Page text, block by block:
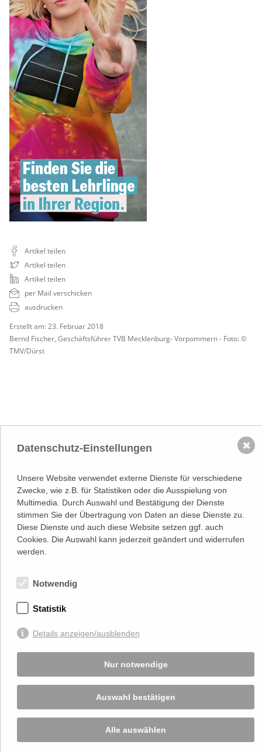
Artikel teilen
Artikel teilen
Artikel teilen
per Mail verschicken
ausdrucken
Erstellt am: 23. Februar 2018
Bernd Fischer, Geschäftsführer TVB Mecklenburg- Vorpommern - Foto: ©
TMV/Dürst
NACH OBEN
Österreichischer
Wirtschaftsverlag GmbH
Lassallestraße 7a, Unit 5, Top 101-
1
1020 Wien
(–>Google Maps)
Kontakt
T (+43 1) 546 64-0
office@wirtschaftsverlag.at
Von Ihnen bekannt gegebene persönlichen Daten werden zu Marketingzwecken
genutzt und nicht an Dritte weitergegeben. Die T.A.I. übernimmt keine Verantwortung
über Inhalte die durch Verlinkung auf externen Seiten zur Verfügung gestellt werden.
© 2026 T.A.I, Design:Komo Wien, Büro für visuelle Angelegenheiten, Programmierung:
Beast Communications - www.beast.at
Impressum / Disclaimer / Datenschutzerklärung
Datenschutz-Einstellungen
Unsere Website verwendet externe Dienste für verschiedene
Zwecke, wie z.B. für Statistiken oder die Ausspielung von
Multimedia. Durch Auswahl und Bestätigung der Dienste
stimmen Sie der Übertragung von Daten an diese Dienste zu.
Diese Dienste und auch diese Website setzen ggf. auch
Cookies. Die Auswahl kann jederzeit geändert und widerrufen
werden.
Notwendig
Statistik
Details anzeigen/ausblenden
Nur notwendige
Auswahl bestätigen
Alle auswählen
✖